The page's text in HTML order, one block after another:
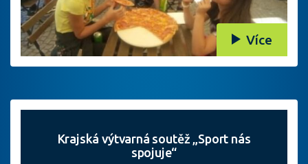
Více
Krajská výtvarná soutěž „Sport nás
spojuje“